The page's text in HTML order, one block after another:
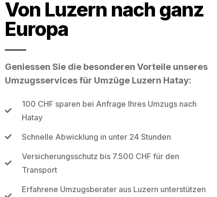
Von Luzern nach ganz
Europa
Geniessen Sie die besonderen Vorteile unseres
Umzugsservices für Umzüge Luzern Hatay:
100 CHF sparen bei Anfrage Ihres Umzugs nach
Hatay
Schnelle Abwicklung in unter 24 Stunden
Versicherungsschutz bis 7.500 CHF für den
Transport
Erfahrene Umzugsberater aus Luzern unterstützen